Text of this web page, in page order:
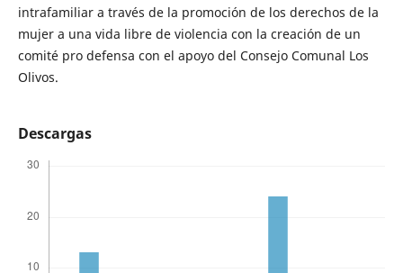
intrafamiliar a través de la promoción de los derechos de la
mujer a una vida libre de violencia con la creación de un
comité pro defensa con el apoyo del Consejo Comunal Los
Olivos.
Descargas